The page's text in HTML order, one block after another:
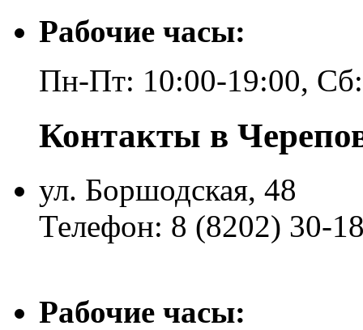
Рабочие часы:
Пн-Пт: 10:00-19:00,
Контакты в
ул. Боршодская, 48
Телефон: 8 (8202) 30-
Рабочие часы: